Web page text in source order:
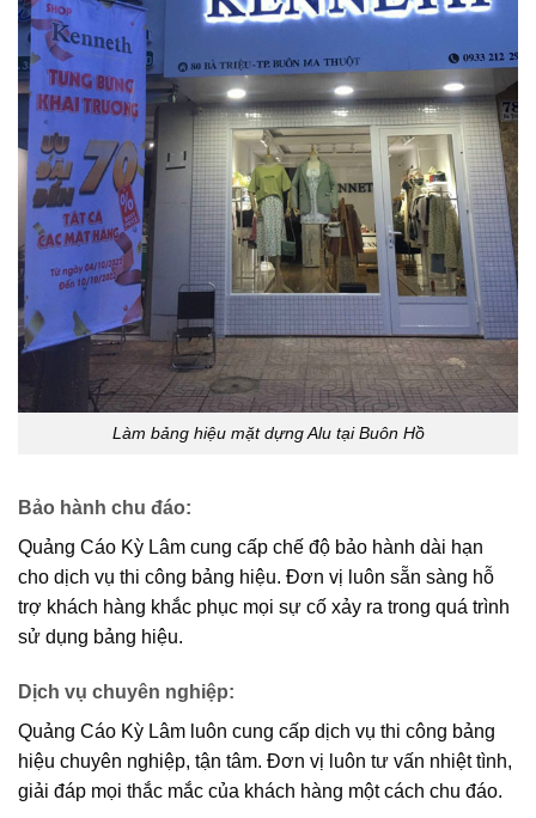
Làm bảng hiệu mặt dựng Alu tại Buôn Hồ
Bảo hành chu đáo:
Quảng Cáo Kỳ Lâm cung cấp chế độ bảo hành dài hạn
cho dịch vụ thi công bảng hiệu. Đơn vị luôn sẵn sàng hỗ
trợ khách hàng khắc phục mọi sự cố xảy ra trong quá trình
sử dụng bảng hiệu.
Dịch vụ chuyên nghiệp:
Quảng Cáo Kỳ Lâm luôn cung cấp dịch vụ thi công bảng
hiệu chuyên nghiệp, tận tâm. Đơn vị luôn tư vấn nhiệt tình,
giải đáp mọi thắc mắc của khách hàng một cách chu đáo.